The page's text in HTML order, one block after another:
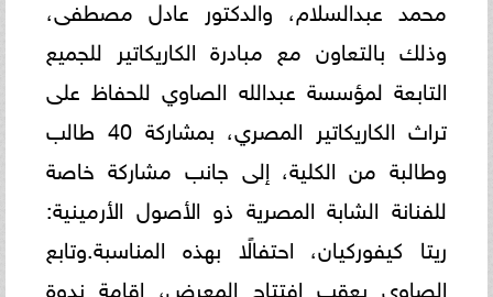
محمد عبدالسلام، والدكتور عادل مصطفى،
وذلك بالتعاون مع مبادرة الكاريكاتير للجميع
التابعة لمؤسسة عبدالله الصاوي للحفاظ على
تراث الكاريكاتير المصري، بمشاركة 40 طالب
وطالبة من الكلية، إلى جانب مشاركة خاصة
للفنانة الشابة المصرية ذو الأصول الأرمينية:
ريتا كيفوركيان، احتفالًا بهذه المناسبة.وتابع
الصاوي يعقب افتتاح المعرض، إقامة ندوة